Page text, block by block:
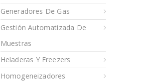
Generadores De Gas
Gestión Automatizada De
Muestras
Heladeras Y Freezers
Homogeneizadores